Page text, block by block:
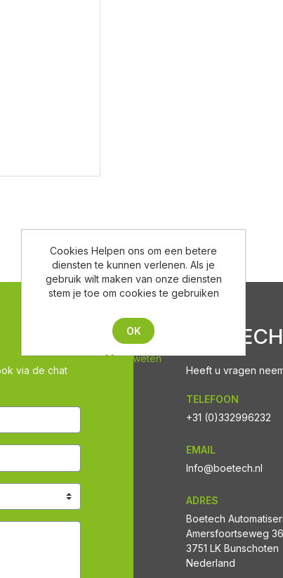
via de chat
BOETECH
Heeft u vragen
TELEFOON
+31 (0)332996232
EMAIL
Info@boetech.nl
ADRES
Boetech
Amersfoortseweg 36
3751 LK Bunschoten
Nederland
Cookies Helpen ons om een betere
diensten te kunnen verlenen. Als je
gebruik wilt maken van onze diensten
stem je toe om cookies te gebruiken
OK
Meer weten